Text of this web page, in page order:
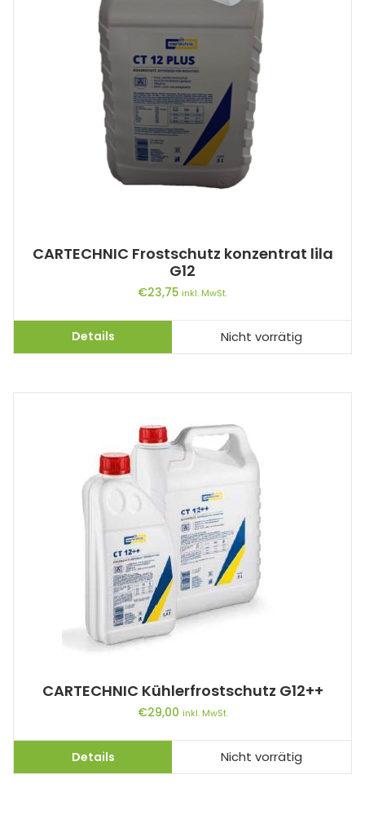
CARTECHNIC Frostschutz konzentrat lila
G12
€23,75 inkl. MwSt.
Details Nicht vorrätig
CARTECHNIC Kühlerfrostschutz G12++
€29,00 inkl. MwSt.
Details Nicht vorrätig